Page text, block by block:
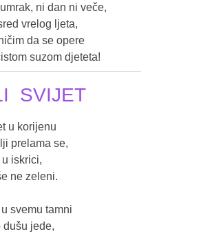
ni dan ni veče,
vrelog ljeta,
da se opere
suzom djeteta!
SVIJET
u korijenu
prelama se,
iskrici,
ne zeleni.
svemu tamni
dušu jede,